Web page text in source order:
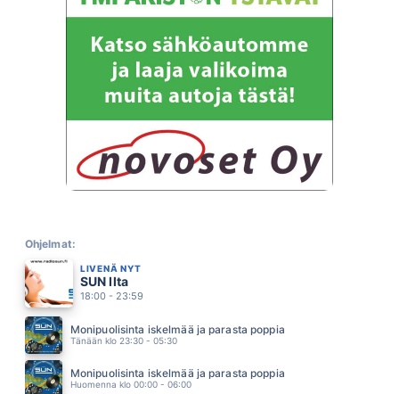
MINÄ
KYMPPILINJA
JOS VOIT TULE LUO
KARI TAPIO
MÄ EN MUUTU MIKSIKÄÄN
15.29
IL MIO GIORNO PREFERITO
EROS RAMAZZOTTI
15.25
SINÄ KESÄNÄ
CULTURE CLUB
15.15
KAROLIINA
PAUL ELIAS
15.11
IRINA
15.06
MIKAEL KONTTINEN
15.03
Ohjelmat:
LIVENÄ NYT
SUN Ilta
18:00 - 23:59
Monipuolisinta iskelmää ja parasta poppia
Tänään klo 23:30 - 05:30
Monipuolisinta iskelmää ja parasta poppia
Huomenna klo 00:00 - 06:00